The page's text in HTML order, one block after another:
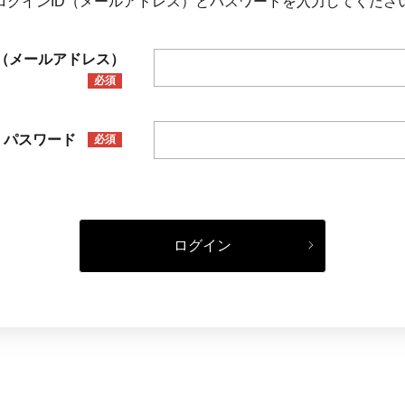
メールアドレス）
必須
パスワード 必須
ログイン